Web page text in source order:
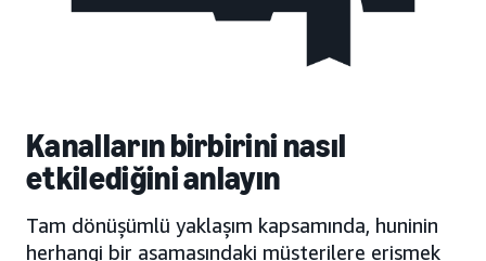
Kanalların birbirini nasıl
etkilediğini anlayın
Tam dönüşümlü yaklaşım kapsamında, huninin
herhangi bir aşamasındaki müşterilere erişmek